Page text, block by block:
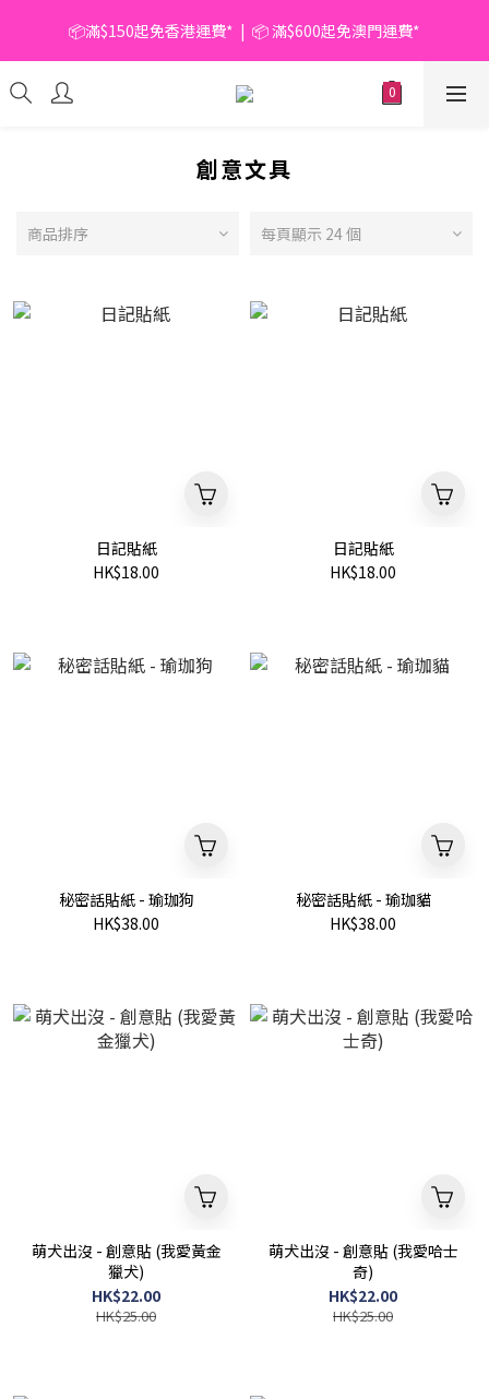
📦滿$150起免香港運費*  |  📦 滿$600起免澳門運費*
📦滿$150起免香港運費*  |  📦 滿$600起免澳門運費*
🥫 罐頭優惠 | 任選* 6件 即減 $6 |  任選* 24件 即減 $30 🥫 (按此了
解更多)
📦滿$150起免香港運費*  |  📦 滿$600起免澳門運費*
創意文具
商品排序 每頁顯示 24 個
日記貼紙
HK$18.00
日記貼紙
HK$18.00
秘密話貼紙 - 瑜珈狗
HK$38.00
秘密話貼紙 - 瑜珈貓
HK$38.00
萌犬出沒 - 創意貼 (我愛黃金
獵犬)
HK$22.00
HK$25.00
萌犬出沒 - 創意貼 (我愛哈士
奇)
HK$22.00
HK$25.00